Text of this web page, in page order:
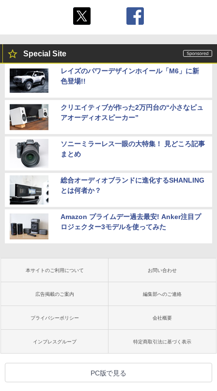
Special Site
レイズのパワーデザインホイール「M6」に新
色登場!!
クリエイティブが作った2万円台の“小さなピュ
アオーディオスピーカー”
ソニーミラーレス一眼の大特集！ 見どころ記事
まとめ
総合オーディオブランドに進化するSHANLING
とは何者か？
Amazon プライムデー過去最安! Anker注目プ
ロジェクター3モデルを使ってみた
本サイトのご利用について お問い合わせ
広告掲載のご案内 編集部へのご連絡
プライバシーポリシー 会社概要
インプレスグループ 特定商取引法に基づく表示
PC版で見る